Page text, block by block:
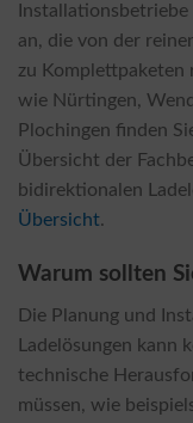
an, die von der
zu Komplettpaketen
wie Nürtingen,
Plochingen finden
Übersicht der
bidirektionalen
Übersicht.
Warum sollten
Die Planung und
Ladelösungen kann
technische
müssen, wie